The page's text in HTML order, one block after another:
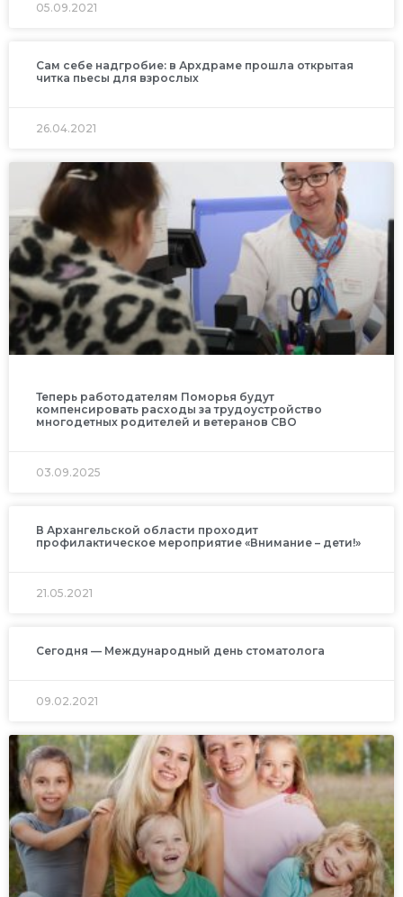
05.09.2021
Сам себе надгробие: в Архдраме прошла открытая
читка пьесы для взрослых
26.04.2021
Теперь работодателям Поморья будут
компенсировать расходы за трудоустройство
многодетных родителей и ветеранов СВО
03.09.2025
В Архангельской области проходит
профилактическое мероприятие «Внимание – дети!»
21.05.2021
Сегодня — Международный день стоматолога
09.02.2021